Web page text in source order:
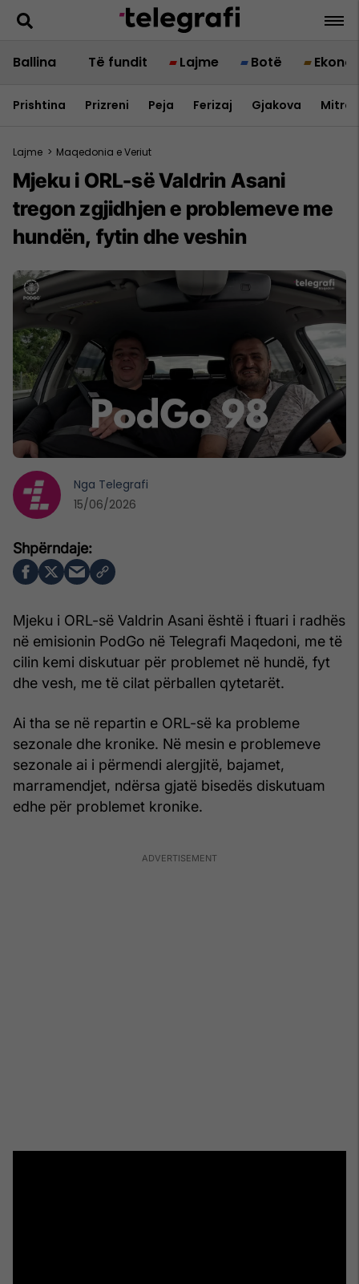
Ballina Të fundit Lajme Botë
Prishtina Prizreni Peja Ferizaj Gjakova
Lajme > Maqedonia e Veriut
Mjeku i ORL-së Valdrin Asani
tregon zgjidhjen e problemeve me
hundën, fytin dhe veshin
Mjeku i ORL-së Valdrin Asani është i ftuari i radhës
në emisionin PodGo në Telegrafi Maqedoni, me të
cilin kemi diskutuar për problemet në hundë, fyt
dhe vesh, me të cilat përballen qytetarët.
Ai tha se në repartin e ORL-së ka probleme
sezonale dhe kronike. Në mesin e problemeve
sezonale ai i përmendi alergjitë, bajamet,
marramendjet, ndërsa gjatë bisedës diskutuam
edhe për problemet kronike.
Nga Telegrafi
15/06/2026